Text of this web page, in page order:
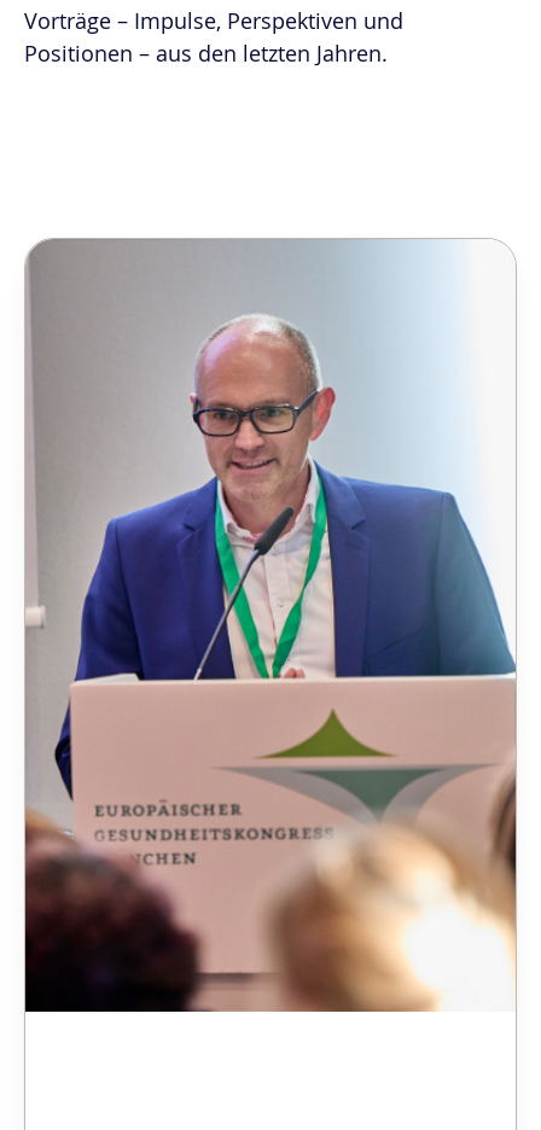
Vorträge – Impulse, Perspektiven und
Positionen – aus den letzten Jahren.